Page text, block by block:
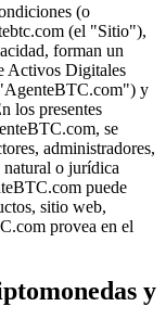
(o
(el "Sitio"),
forman un
Activos Digitales
y
los presentes
se
administradores,
natural o jurídica
puede
sitio web,
provea en el
y